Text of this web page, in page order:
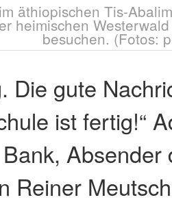
äthiopischen Tis-
heimischen
besuchen. (Fotos:
Die gute
ist fertig!“
Absender
Reiner